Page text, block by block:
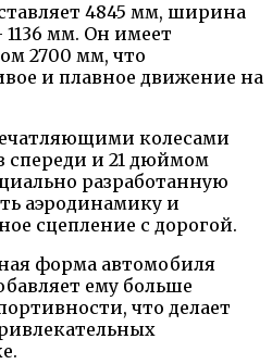
4845 мм, ширина
мм. Он имеет
2700 мм, что
и плавное движение на
колесами
и 21 дюймом
разработанную
аэродинамику и
сцепление с дорогой.
форма автомобиля
ему больше
что делает